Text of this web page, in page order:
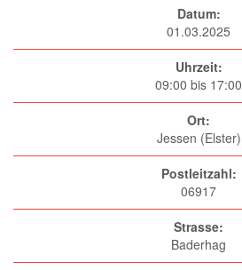
Datum:
01.03.2025
Uhrzeit:
09:00 bis 17:00
Ort:
Jessen (Elster)
Postleitzahl:
06917
Strasse:
Baderhag